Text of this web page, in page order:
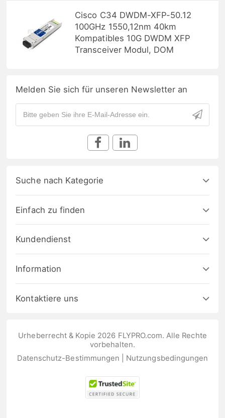
Cisco C34 DWDM-XFP-50.12
100GHz 1550,12nm 40km
Kompatibles 10G DWDM XFP
Transceiver Modul, DOM
Melden Sie sich für unseren Newsletter an
Suche nach Kategorie
Einfach zu finden
Kundendienst
Information
Kontaktiere uns
Urheberrecht & Kopie 2026 FLYPRO.com. Alle Rechte
vorbehalten.
Datenschutz-Bestimmungen
Nutzungsbedingungen